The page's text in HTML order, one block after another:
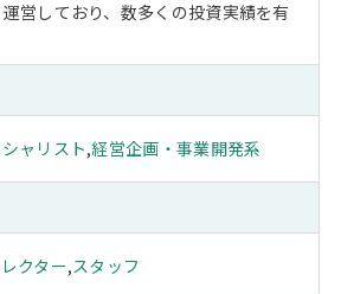
営しており、数多くの投資実績を有
ャリスト,経営企画・事業開発系
クター,スタッフ